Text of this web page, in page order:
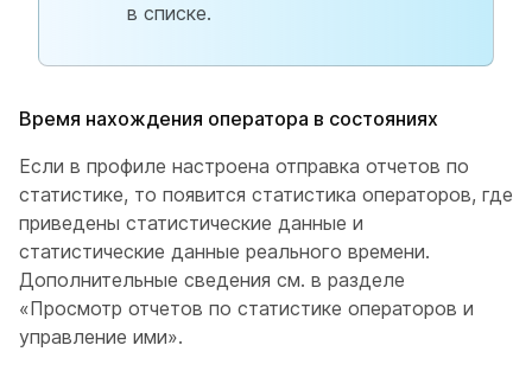
в списке.
Время нахождения оператора в состояниях
Если в профиле настроена отправка отчетов по
статистике, то появится статистика операторов, где
приведены статистические данные и
статистические данные реального времени.
Дополнительные сведения см. в разделе
«Просмотр отчетов по статистике операторов и
управление ими».